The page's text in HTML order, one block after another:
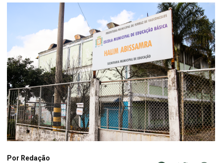
Por Redação